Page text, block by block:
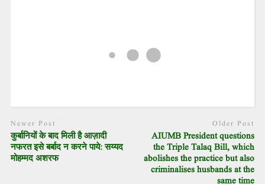
Newer Post
कुर्बानियों के बाद मिली है आज़ादी
नफरत इसे बर्बाद न करने पाये: सय्यद
मोहम्मद अशरफ
Older Post
AIUMB President questions
the Triple Talaq Bill, which
abolishes the practice but also
criminalises husbands at the
same time